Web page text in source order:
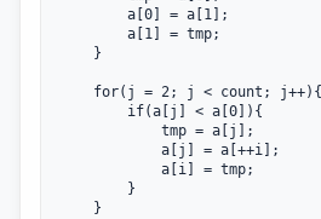
a[0] = a[1];
a[1] = tmp;
}
for(j = 2; j < count; j++){
if(a[j] < a[0]){
tmp = a[j];
a[j] = a[++i];
a[i] = tmp;
}
}